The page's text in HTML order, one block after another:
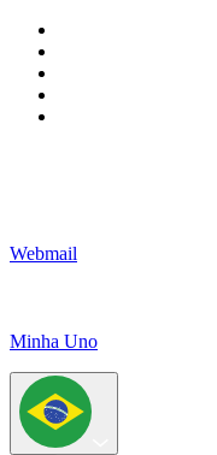
Webmail
Minha Uno